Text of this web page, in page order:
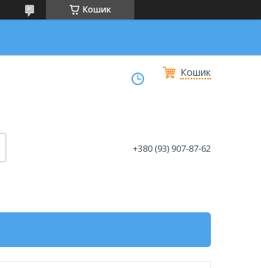
Кошик
Кошик
+380 (93) 907-87-62